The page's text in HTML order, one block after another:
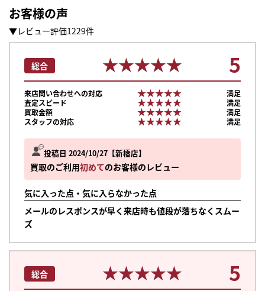
お客様の声
▼レビュー評価1229件
投稿日 2024/10/27 新橋店
買取のご利用初めてのお客様のレビュー
気に入った点・気に入らなかった点
メールのレスポンスが早く来店時も値段が落ちなくスムー
ズ
総合 ★★★★★
★★★★★ 5
来店問い合わせへの対応 ★★★★★
★★★★★
満足
査定スピード
★★★★★
★★★★★
満足
買取金額
★★★★★
★★★★★
満足
スタッフの対応
★★★★★
★★★★★ 満足
総合 ★★★★★
★★★★★ 5
かんたん30秒でお試し査定